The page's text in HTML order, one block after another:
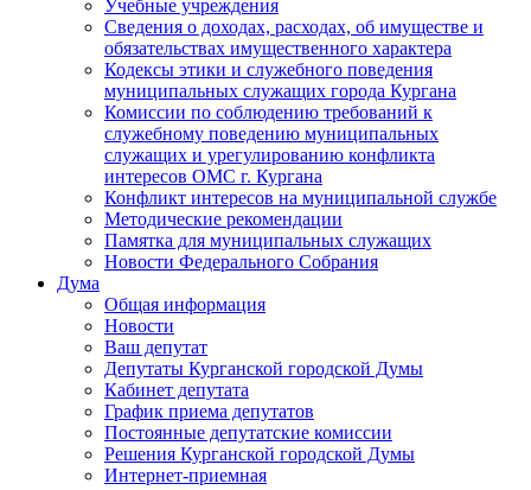
Учебные учреждения
Сведения о доходах, расходах, об имуществе и
обязательствах имущественного характера
Кодексы этики и служебного поведения
муниципальных служащих города Кургана
Комиссии по соблюдению требований к
служебному поведению муниципальных
служащих и урегулированию конфликта
интересов ОМС г. Кургана
Конфликт интересов на муниципальной службе
Методические рекомендации
Памятка для муниципальных служащих
Новости Федерального Cобрания
Дума
Общая информация
Новости
Ваш депутат
Депутаты Курганской городской Думы
Кабинет депутата
График приема депутатов
Постоянные депутатские комиссии
Решения Курганской городской Думы
Интернет-приемная